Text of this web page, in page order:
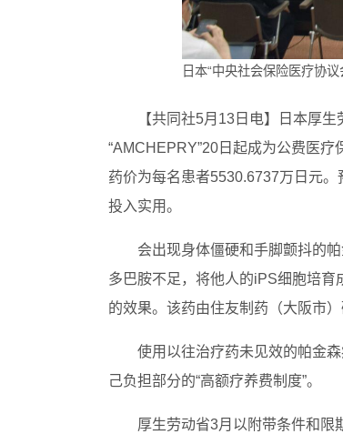
日本“中央社会保险医疗协
【共同社5月13日电】日本厚
“AMCHEPRY”20日起成为公费医
药价为每名患者5530.6737万日元
投入实用。
会出现身体僵硬和手脚颤抖的
多巴胺不足，将他人的iPS细胞培
的效果。该药由住友制药（大阪市）
使用以往治疗药未见效的帕金
己负担部分的“高额疗养费制度”。
厚生劳动省3月以附带条件和